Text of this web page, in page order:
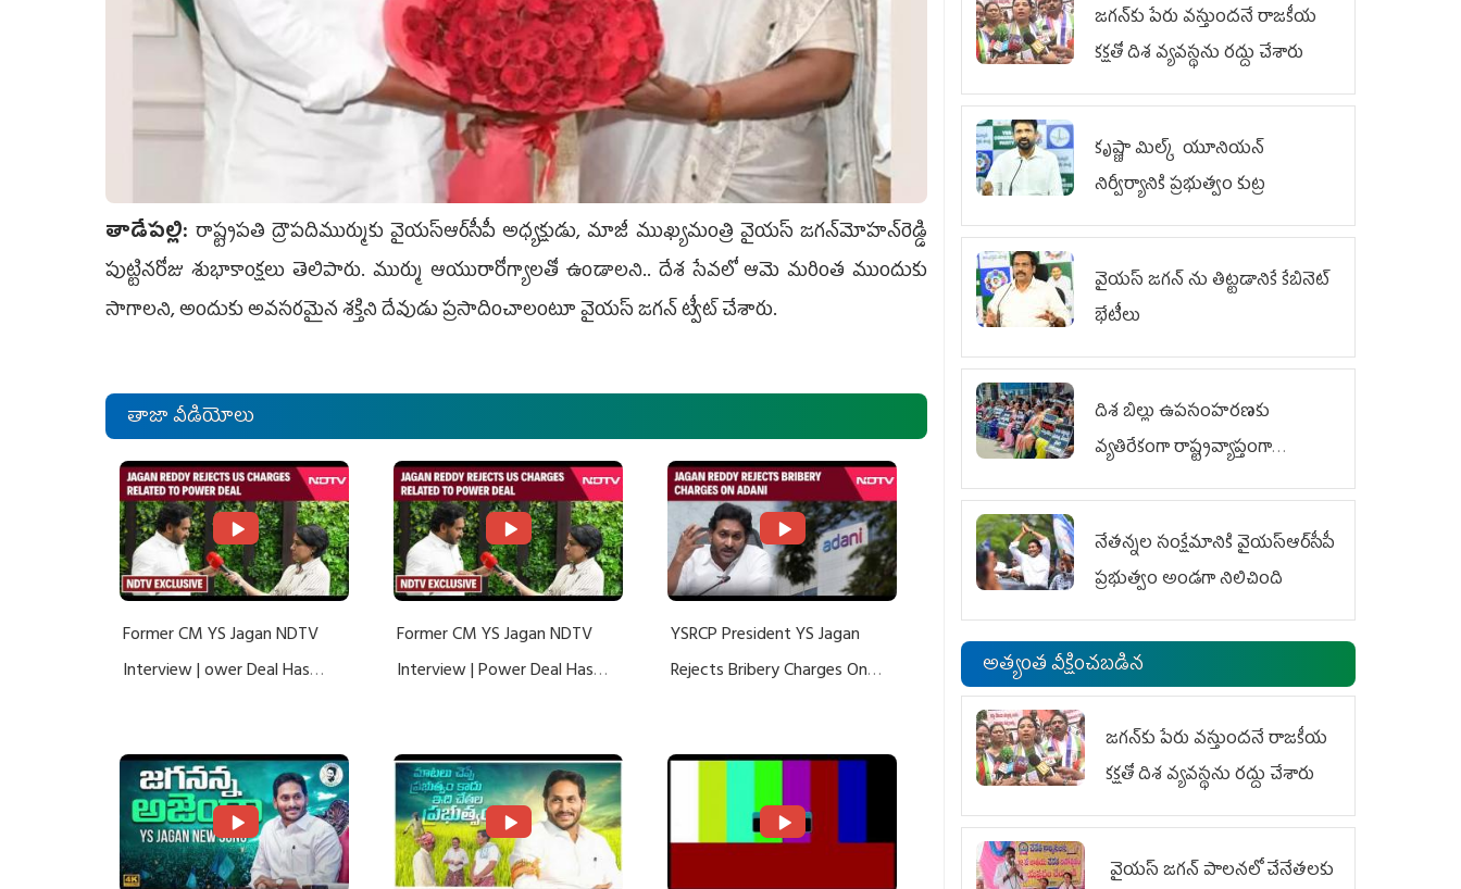
తాడేపల్లి:రాష్ట్రపతి ద్రౌపదిముర్ముకు వైయ‌స్ఆర్‌సీపీ అధ్యక్షుడు, మాజీ ముఖ్యమంత్రి వైయ‌స్ జగన్‌మోహన్‌రెడ్డి
పుట్టినరోజు శుభాకాంక్షలు తెలిపారు. ముర్ము ఆయురారోగ్యాలతో ఉండాలని.. దేశ సేవలో ఆమె మరింత ముందుకు
సాగాలని, అందుకు అవసరమైన శక్తిని దేవుడు ప్రసాదించాలంటూ వైయ‌స్‌ జగన్‌ ట్వీట్ చేశారు.
తాజా వీడియోలు
Former CM YS Jagan NDTV
Interview | ower Deal Has
Former CM YS Jagan NDTV
Interview | Power Deal Has
YSRCP President YS Jagan
Rejects Bribery Charges On
జగన్‌కు పేరు వస్తుందనే రాజకీయ
కక్షతో దిశ వ్య‌వ‌స్థ‌ను రద్దు చేశారు
కృష్ణా మిల్క్‌ యూనియన్‌
నిర్వీర్యానికి ప్రభుత్వం కుట్ర
వైయ‌స్ జగన్‌ ను తిట్టడానికే కేబినెట్‌
భేటీలు
దిశ బిల్లు ఉపసంహరణకు
వ్యతిరేకంగా రాష్ట్రవ్యాప్తంగా
వైయ‌స్ఆర్‌సీపీ మహిళా విభాగం
నేతన్నల సంక్షేమానికి వైయ‌స్ఆర్‌సీపీ
ప్రభుత్వం అండగా నిలిచింది
అత్యంత వీక్షించబడిన
జగన్‌కు పేరు వస్తుందనే రాజకీయ
కక్షతో దిశ వ్య‌వ‌స్థ‌ను రద్దు చేశారు
వైయ‌స్ జగన్ పాలనలో చేనేతలకు